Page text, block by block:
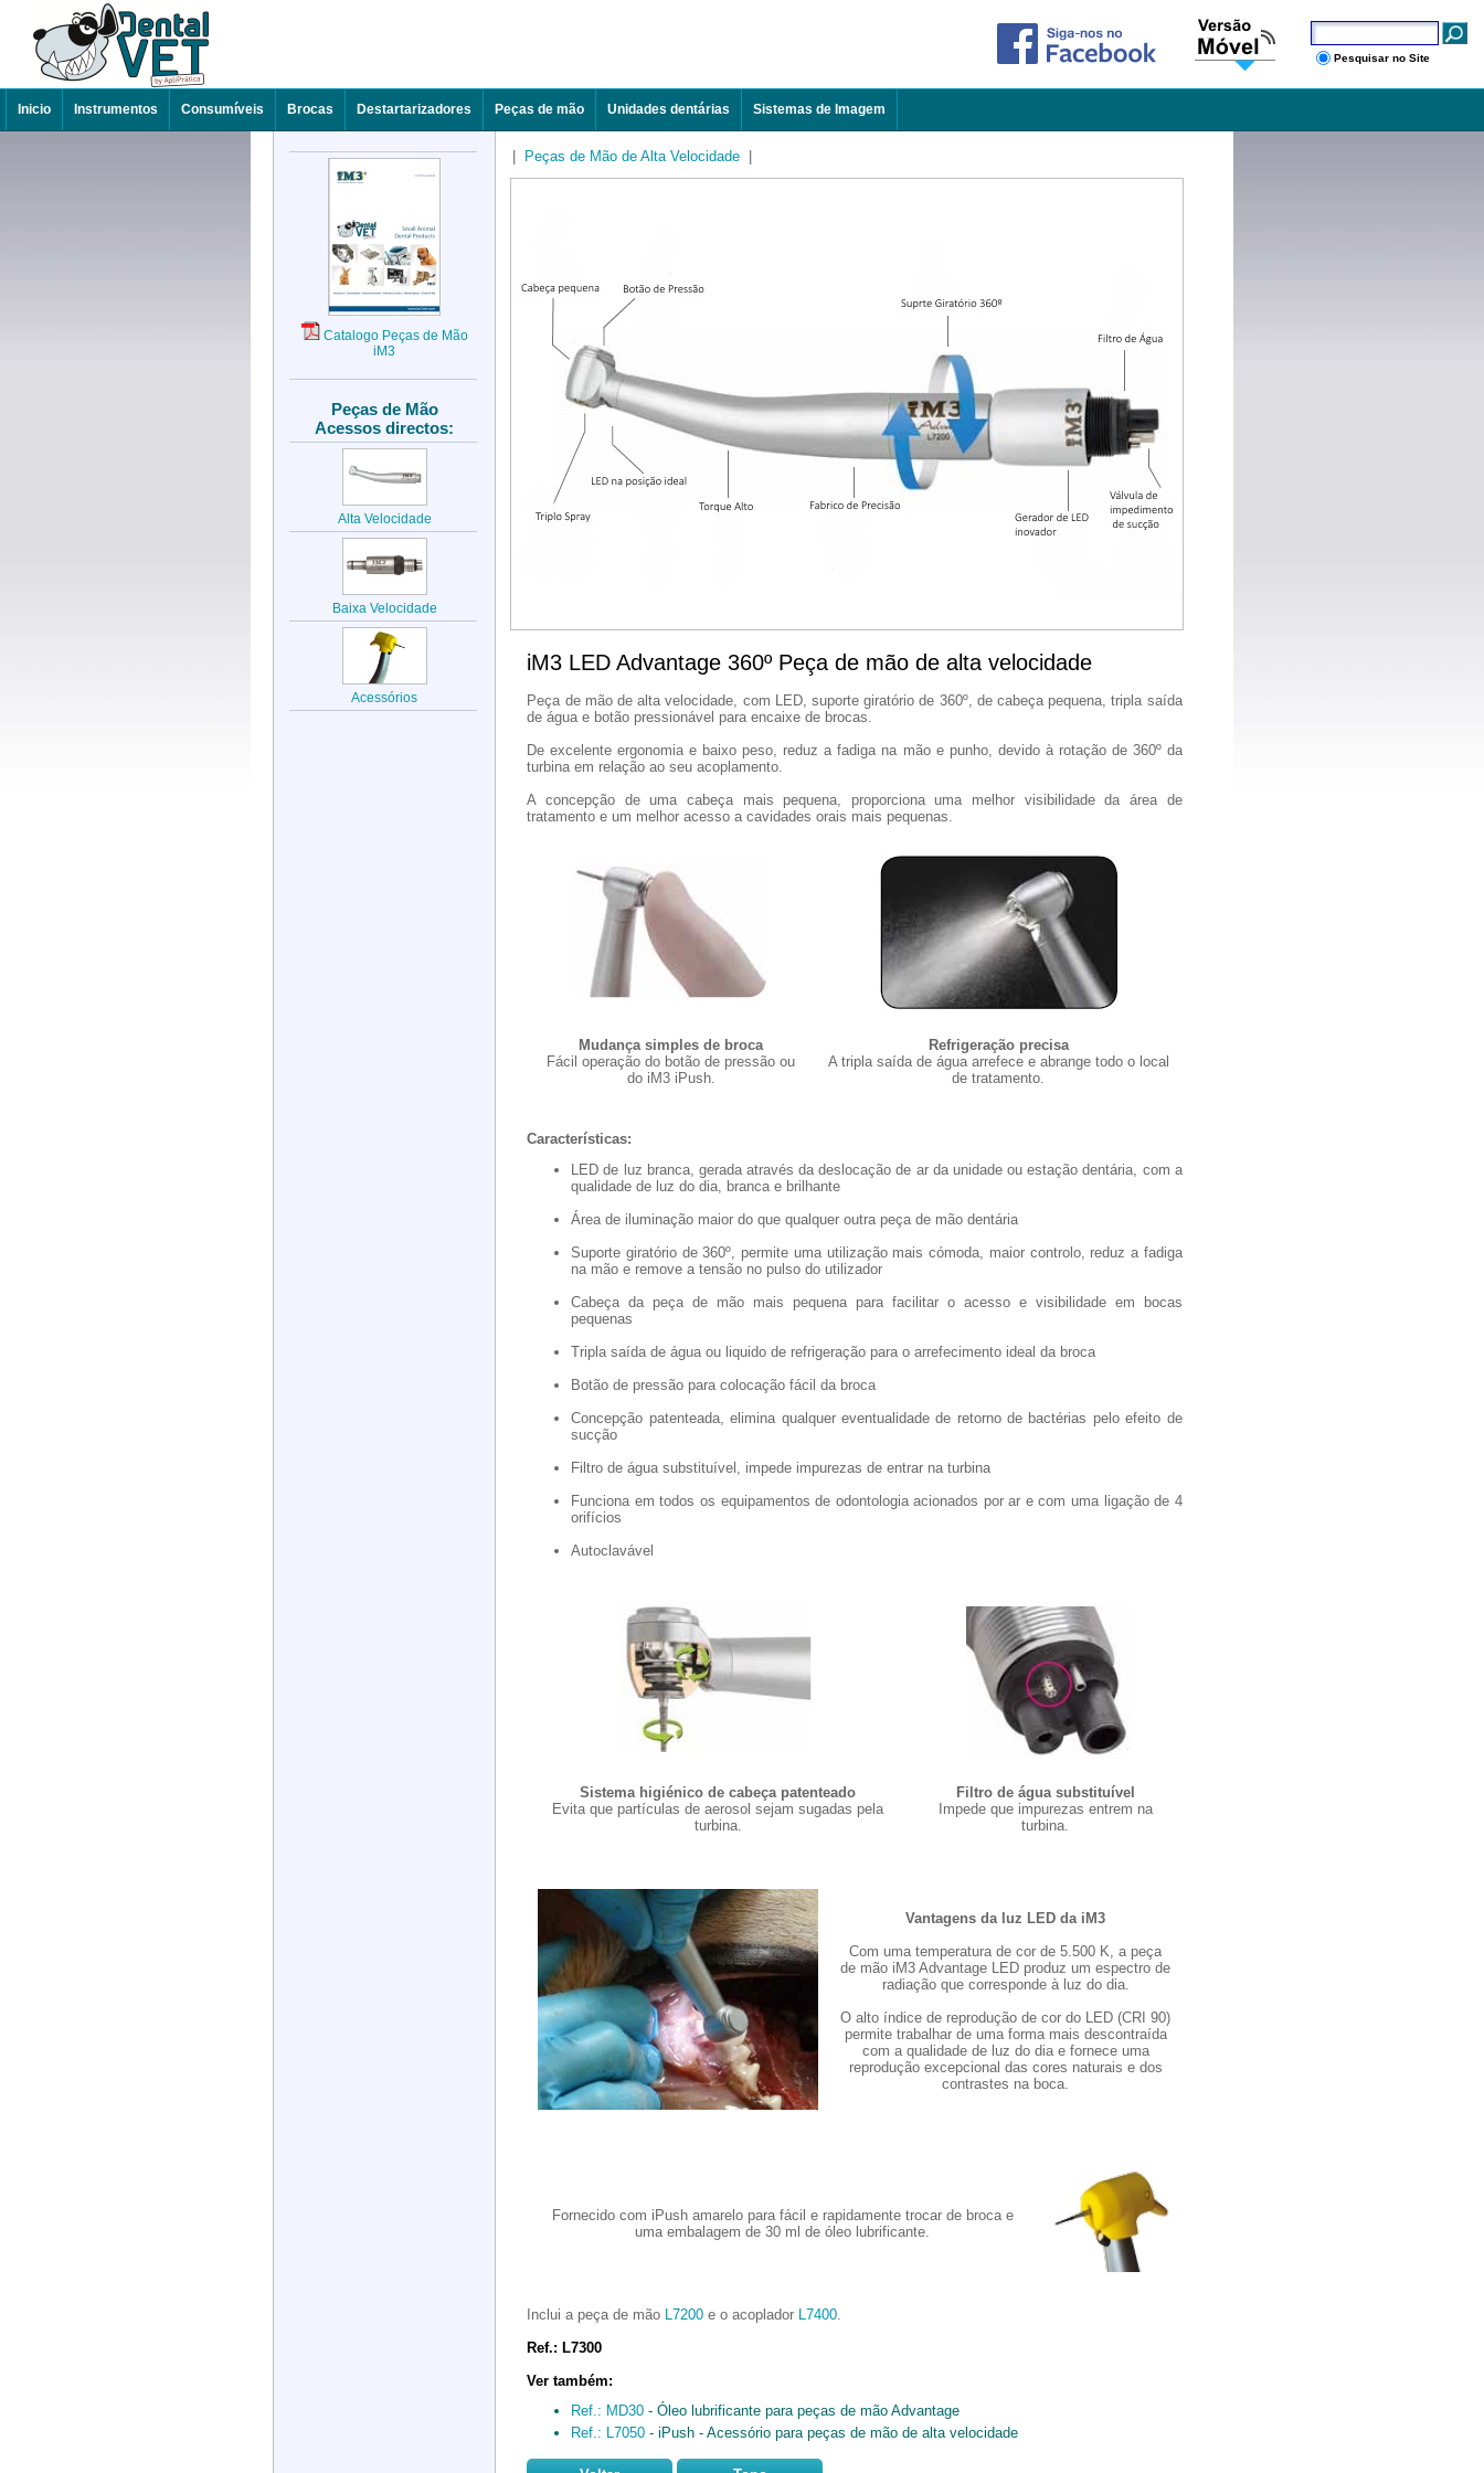
Pesquisar no Site
Inicio Instrumentos Consumíveis Brocas Destartarizadores Peças de mão Unidades dentárias Sistemas de Imagem
Peças de Mão de Alta Velocidade|
iM3 LED Advantage 360º Peça de mão de alta velocidade
Peça de mão de alta velocidade, com LED, suporte giratório de 360º, de cabeça pequena, tripla saída
de água e botão pressionável para encaixe de brocas.
De excelente ergonomia e baixo peso, reduz a fadiga na mão e punho, devido à rotação de 360º da
turbina em relação ao seu acoplamento.
A concepção de uma cabeça mais pequena, proporciona uma melhor visibilidade da área de
tratamento e um melhor acesso a cavidades orais mais pequenas.
Mudança simples de broca
Fácil operação do botão de pressão ou
do iM3 iPush.
Refrigeração precisa
A tripla saída de água arrefece e abrange todo o local
de tratamento.
Características:
LED de luz branca, gerada através da deslocação de ar da unidade ou estação dentária, com a
qualidade de luz do dia, branca e brilhante
Área de iluminação maior do que qualquer outra peça de mão dentária
Suporte giratório de 360º, permite uma utilização mais cómoda, maior controlo, reduz a fadiga
na mão e remove a tensão no pulso do utilizador
Cabeça da peça de mão mais pequena para facilitar o acesso e visibilidade em bocas
pequenas
Tripla saída de água ou liquido de refrigeração para o arrefecimento ideal da broca
Botão de pressão para colocação fácil da broca
Concepção patenteada, elimina qualquer eventualidade de retorno de bactérias pelo efeito de
sucção
Filtro de água substituível, impede impurezas de entrar na turbina
Funciona em todos os equipamentos de odontologia acionados por ar e com uma ligação de 4
orifícios
Autoclavável
Sistema higiénico de cabeça patenteado
Evita que partículas de aerosol sejam sugadas pela
turbina.
Filtro de água substituível
Impede que impurezas entrem na
turbina.
Vantagens da luz LED da iM3
Com uma temperatura de cor de 5.500 K, a peça
de mão iM3 Advantage LED produz um espectro de
radiação que corresponde à luz do dia.
O alto índice de reprodução de cor do LED (CRI 90)
permite trabalhar de uma forma mais descontraída
com a qualidade de luz do dia e fornece uma
reprodução excepcional das cores naturais e dos
contrastes na boca.
Fornecido com iPush amarelo para fácil e rapidamente trocar de broca e
uma embalagem de 30 ml de óleo lubrificante.
Inclui a peça de mão L7200 e o acoplador L7400.
Ref.: L7300
Ver também:
Ref.: MD30 - Óleo lubrificante para peças de mão Advantage
Ref.: L7050 - iPush - Acessório para peças de mão de alta velocidade